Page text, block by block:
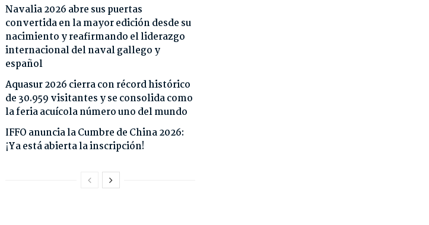
Navalia 2026 abre sus puertas
convertida en la mayor edición desde su
nacimiento y reafirmando el liderazgo
internacional del naval gallego y
español
Aquasur 2026 cierra con récord histórico
de 30.959 visitantes y se consolida como
la feria acuícola número uno del mundo
IFFO anuncia la Cumbre de China 2026:
¡Ya está abierta la inscripción!